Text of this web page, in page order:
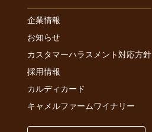
企業情報
お知らせ
カスタマーハラスメント対応方針
採用情報
カルディカード
キャメルファームワイナリー